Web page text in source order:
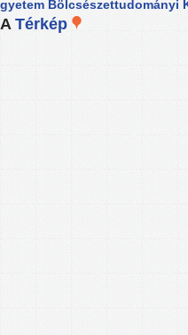
Bölcsészettudományi
Térkép